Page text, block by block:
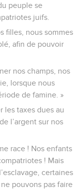
peuple se
juifs.
filles, nous sommes
afin de pouvoir
nos champs, nos
lorsque nous
de famine. »
les taxes dues au
l’argent sur nos
race ! Nos enfants
! Mais
certaines
pouvons pas faire